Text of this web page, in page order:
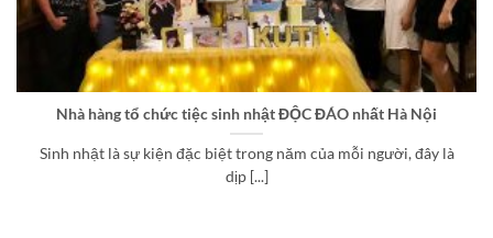
Nhà hàng tổ chức tiệc sinh nhật ĐỘC ĐÁO nhất Hà Nội
Sinh nhật là sự kiện đặc biệt trong năm của mỗi người, đây là
dịp [...]